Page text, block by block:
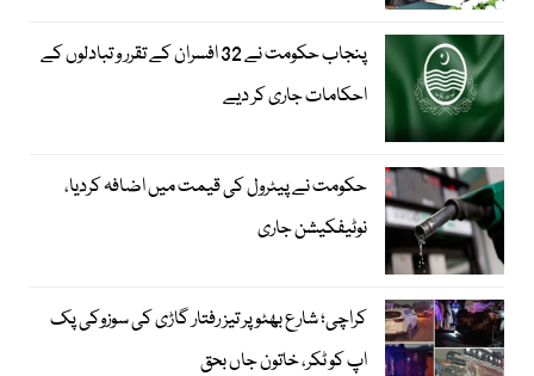
پنجاب حکومت نے 32 افسران کے تقرر و تبادلوں کے
احکامات جاری کر دیے
حکومت نے پیٹرول کی قیمت میں اضافہ کردیا،
نوٹیفکیشن جاری
کراچی؛ شارع بھٹو پر تیز رفتار گاڑی کی سوزوکی پک
اپ کو ٹکر، خاتون جاں بحق